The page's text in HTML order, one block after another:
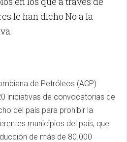
le han dicho No a la
de Petróleos (ACP)
iniciativas de convocatorias de
del país para prohibir la
municipios del país, que
de más de 80.000